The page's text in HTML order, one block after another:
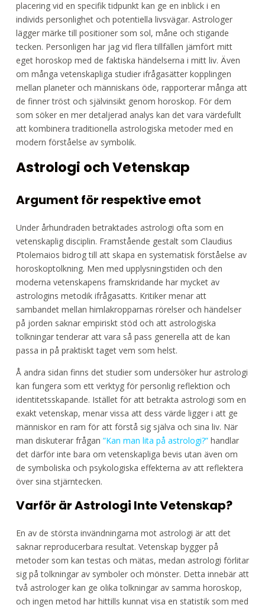
placering vid en specifik tidpunkt kan ge en inblick i en
individs personlighet och potentiella livsvägar. Astrologer
lägger märke till positioner som sol, måne och stigande
tecken. Personligen har jag vid flera tillfällen jämfört mitt
eget horoskop med de faktiska händelserna i mitt liv. Även
om många vetenskapliga studier ifrågasätter kopplingen
mellan planeter och människans öde, rapporterar många att
de finner tröst och självinsikt genom horoskop. För dem
som söker en mer detaljerad analys kan det vara värdefullt
att kombinera traditionella astrologiska metoder med en
modern förståelse av symbolik.
Astrologi och Vetenskap
Argument för respektive emot
Under århundraden betraktades astrologi ofta som en
vetenskaplig disciplin. Framstående gestalt som Claudius
Ptolemaios bidrog till att skapa en systematisk förståelse av
horoskoptolkning. Men med upplysningstiden och den
moderna vetenskapens framskridande har mycket av
astrologins metodik ifrågasatts. Kritiker menar att
sambandet mellan himlakropparnas rörelser och händelser
på jorden saknar empiriskt stöd och att astrologiska
tolkningar tenderar att vara så pass generella att de kan
passa in på praktiskt taget vem som helst.
Å andra sidan finns det studier som undersöker hur astrologi
kan fungera som ett verktyg för personlig reflektion och
identitetsskapande. Istället för att betrakta astrologi som en
exakt vetenskap, menar vissa att dess värde ligger i att ge
människor en ram för att förstå sig själva och sina liv. När
man diskuterar frågan ”Kan man lita på astrologi?”handlar
det därför inte bara om vetenskapliga bevis utan även om
de symboliska och psykologiska effekterna av att reflektera
över sina stjärntecken.
Varför är Astrologi Inte Vetenskap?
En av de största invändningarna mot astrologi är att det
saknar reproducerbara resultat. Vetenskap bygger på
metoder som kan testas och mätas, medan astrologi förlitar
sig på tolkningar av symboler och mönster. Detta innebär att
två astrologer kan ge olika tolkningar av samma horoskop,
och ingen metod har hittills kunnat visa en statistik som med